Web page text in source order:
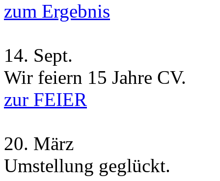
zum Ergebnis
14. Sept.
Wir feiern 15 Jahre CV.
zur FEIER
20. März
Umstellung geglückt.